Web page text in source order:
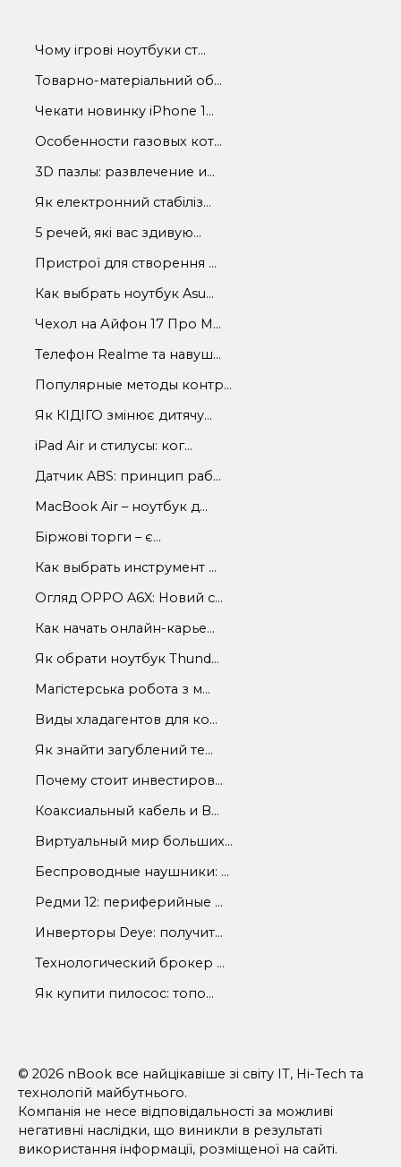
Чому ігрові ноутбуки ст...
Товарно-матеріальний об...
Чекати новинку iPhone 1...
Особенности газовых кот...
3D пазлы: развлечение и...
Як електронний стабіліз...
5 речей, які вас здивую...
Пристрої для створення ...
Как выбрать ноутбук Asu...
Чехол на Айфон 17 Про М...
Телефон Realme та навуш...
Популярные методы контр...
Як КІДІГО змінює дитячу...
iРad Аir и стилусы: ког...
Датчик ABS: принцип раб...
MacBook Air – ноутбук д...
Біржові торги – є...
Как выбрать инструмент ...
Огляд OPPO A6X: Новий с...
Как начать онлайн-карье...
Як обрати ноутбук Thund...
Магістерська робота з м...
Виды хладагентов для ко...
Як знайти загублений те...
Почему стоит инвестиров...
Коаксиальный кабель и В...
Виртуальный мир больших...
Беспроводные наушники: ...
Редми 12: периферийные ...
Инверторы Deye: получит...
Технологический брокер ...
Як купити пилосос: топо...
© 2026 nBook все найцікавіше зі світу IT, Hi-Tech та
технологій майбутнього.
Компанія не несе відповідальності за можливі
негативні наслідки, що виникли в результаті
використання інформації, розміщеної на сайті.